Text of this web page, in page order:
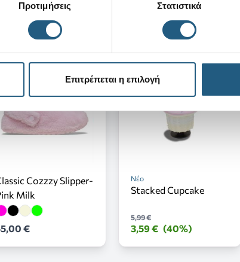
Προτιμήσεις Στατιστικά
Επιτρέπεται η επιλογή
Cozzzy Slipper-
Milk
€
Νέο
Stacked Cupcake
5,99 €
3,59 € (40%)